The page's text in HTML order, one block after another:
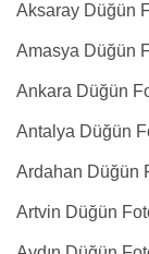
Aksaray Düğün
Amasya Düğün
Ankara Düğün
Antalya Düğün
Ardahan Düğün
Artvin Düğün